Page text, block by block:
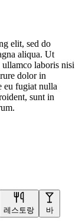
elit, sed do
aliqua. Ut
laboris nisi
dolor in
eu fugiat nulla
sunt in
레스토랑 바